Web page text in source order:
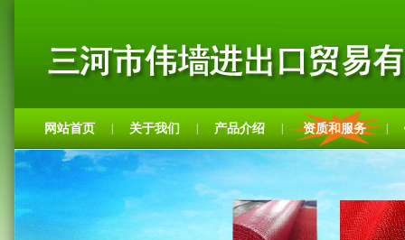
网站首页 关于我们 产品介绍 资质和服务